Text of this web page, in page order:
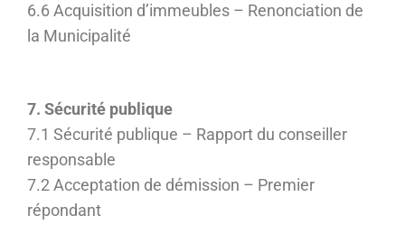
6.6 Acquisition d’immeubles – Renonciation de
la Municipalité
7. Sécurité publique
7.1 Sécurité publique – Rapport du conseiller
responsable
7.2 Acceptation de démission – Premier
répondant